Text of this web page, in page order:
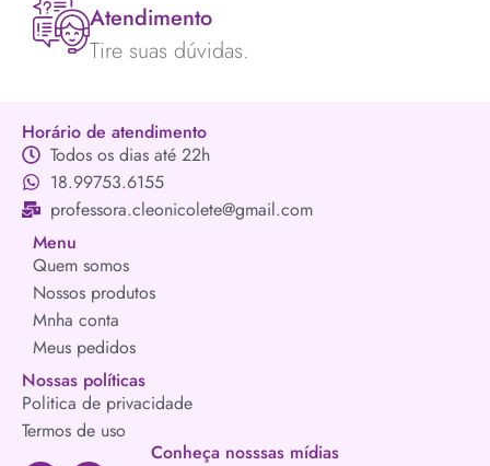
Atendimento
Tire suas dúvidas.
Horário de atendimento
Todos os dias até 22h
18.99753.6155
professora.cleonicolete@gmail.com
Menu
Quem somos
Nossos produtos
Mnha conta
Meus pedidos
Nossas políticas
Politica de privacidade
Termos de uso
Conheça nosssas mídias